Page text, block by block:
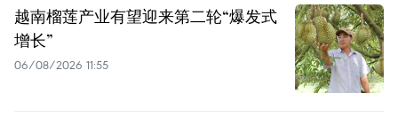
越南榴莲产业有望迎来第二轮“爆发式
增长”
06/08/2026 11:55